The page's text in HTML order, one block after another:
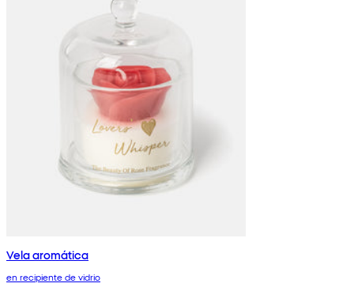
Vela aromática
en recipiente de vidrio